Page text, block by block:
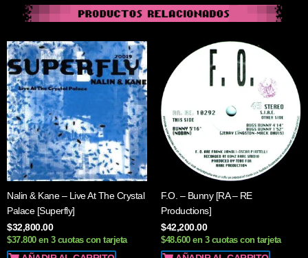
Nalin & Kane – Live At The Crystal
Palace [Superfly]
$32,800.00
$37.800 en 3 cuotas con tarjeta
F.O. – Bunny [RA – RE
Productions]
$42,200.00
$48.600 en 3 cuotas con tarjeta